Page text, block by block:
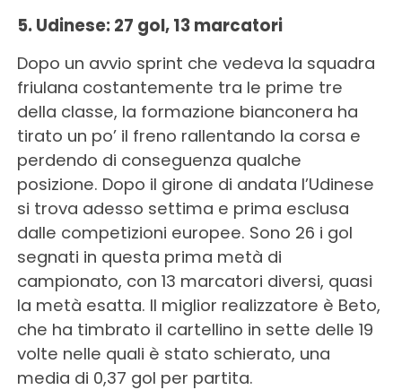
5. Udinese: 27 gol, 13 marcatori
Dopo un avvio sprint che vedeva la squadra
friulana costantemente tra le prime tre
della classe, la formazione bianconera ha
tirato un po’ il freno rallentando la corsa e
perdendo di conseguenza qualche
posizione. Dopo il girone di andata l’Udinese
si trova adesso settima e prima esclusa
dalle competizioni europee. Sono 26 i gol
segnati in questa prima metà di
campionato, con 13 marcatori diversi, quasi
la metà esatta. Il miglior realizzatore è Beto,
che ha timbrato il cartellino in sette delle 19
volte nelle quali è stato schierato, una
media di 0,37 gol per partita.